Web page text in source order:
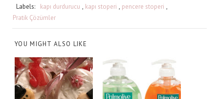
Labels: kapı durdurucu , kapı stoperi , pencere stoperi ,
Pratik Çözümler
YOU MIGHT ALSO LIKE